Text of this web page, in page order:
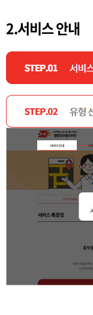
2.서비스 안내